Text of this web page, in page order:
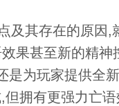
及其存在的原因,
果甚至新的精
是为玩家提供全
拥有更强力亡